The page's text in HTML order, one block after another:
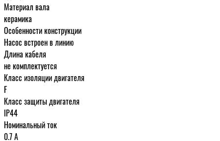
Материал вала
керамика
Особенности конструкции
Насос встроен в линию
Длина кабеля
не комплектуется
Класс изоляции двигателя
F
Класс защиты двигателя
IP44
Номинальный ток
0.7 A